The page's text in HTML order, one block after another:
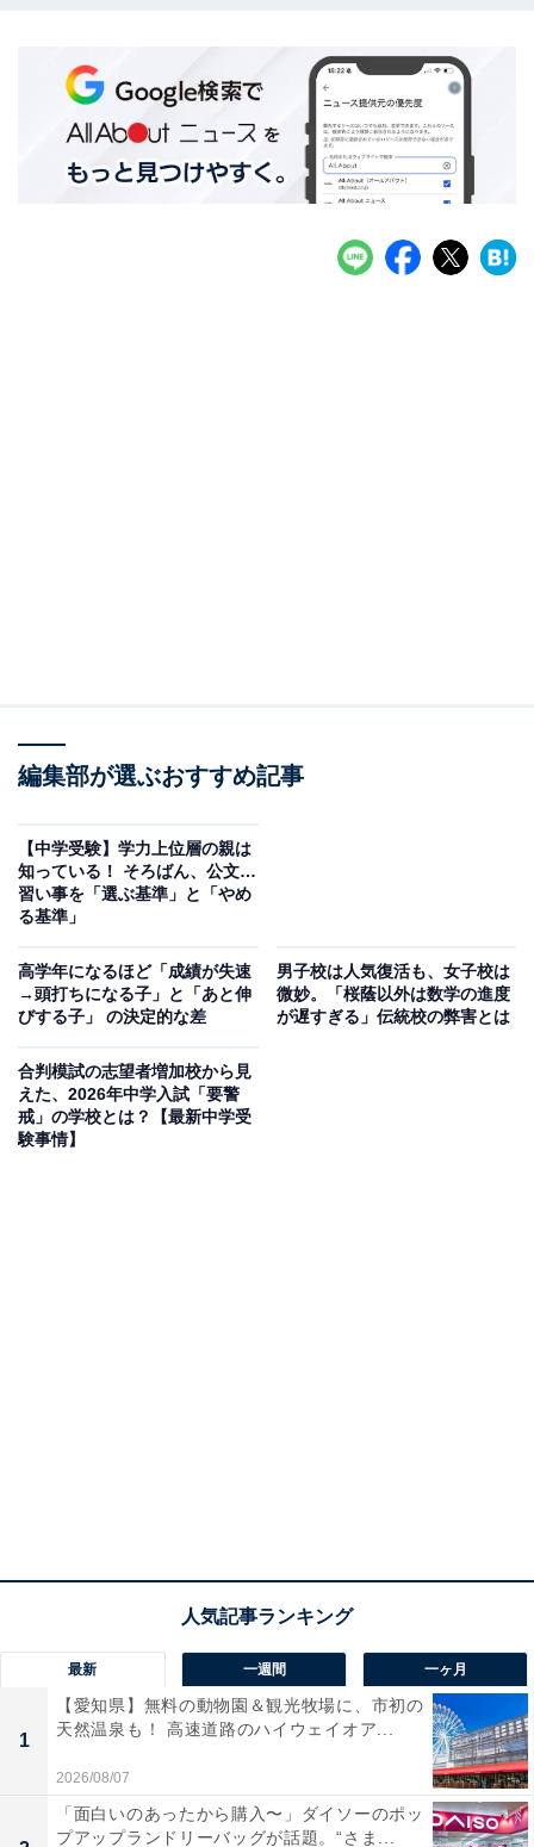
編集部が選ぶおすすめ記事
【中学受験】学力上位層の親は
知っている！ そろばん、公文…
習い事を「選ぶ基準」と「やめ
る基準」
高学年になるほど「成績が失速
→頭打ちになる子」と「あと伸
びする子」 の決定的な差
男子校は人気復活も、女子校は
微妙。「桜蔭以外は数学の進度
が遅すぎる」伝統校の弊害とは
合判模試の志望者増加校から見
えた、2026年中学入試「要警
戒」の学校とは？【最新中学受
験事情】
最新 一週間 一ヶ月
1
【愛知県】無料の動物園＆観光牧場に、市初の
天然温泉も！ 高速道路のハイウェイオア...
2026/08/07
「面白いのあったから購入〜」ダイソーのポッ
プアップランドリーバッグが話題。“さま...